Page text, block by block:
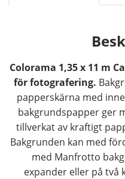
Colorama 1,35 x 11 m
för fotografering.
papperskärna med
bakgrundspapper ger
tillverkat av kraftigt
Bakgrunden kan med
med Manfrotto
expander eller på två